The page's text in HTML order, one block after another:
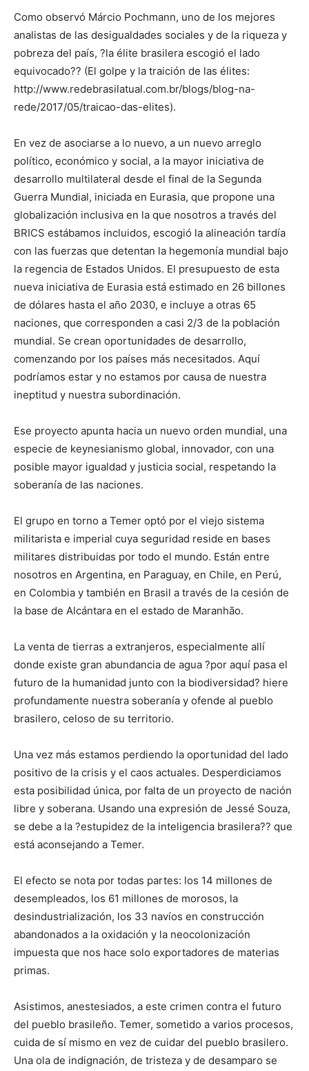
Como observó Márcio Pochmann, uno de los mejores
analistas de las desigualdades sociales y de la riqueza y
pobreza del país, ?la élite brasilera escogió el lado
equivocado?? (El golpe y la traición de las élites:
http://www.redebrasilatual.com.br/blogs/blog-na-
rede/2017/05/traicao-das-elites).
En vez de asociarse a lo nuevo, a un nuevo arreglo
político, económico y social, a la mayor iniciativa de
desarrollo multilateral desde el final de la Segunda
Guerra Mundial, iniciada en Eurasia, que propone una
globalización inclusiva en la que nosotros a través del
BRICS estábamos incluidos, escogió la alineación tardía
con las fuerzas que detentan la hegemonía mundial bajo
la regencia de Estados Unidos. El presupuesto de esta
nueva iniciativa de Eurasia está estimado en 26 billones
de dólares hasta el año 2030, e incluye a otras 65
naciones, que corresponden a casi 2/3 de la población
mundial. Se crean oportunidades de desarrollo,
comenzando por los países más necesitados. Aquí
podríamos estar y no estamos por causa de nuestra
ineptitud y nuestra subordinación.
Ese proyecto apunta hacia un nuevo orden mundial, una
especie de keynesianismo global, innovador, con una
posible mayor igualdad y justicia social, respetando la
soberanía de las naciones.
El grupo en torno a Temer optó por el viejo sistema
militarista e imperial cuya seguridad reside en bases
militares distribuidas por todo el mundo. Están entre
nosotros en Argentina, en Paraguay, en Chile, en Perú,
en Colombia y también en Brasil a través de la cesión de
la base de Alcántara en el estado de Maranhão.
La venta de tierras a extranjeros, especialmente allí
donde existe gran abundancia de agua ?por aquí pasa el
futuro de la humanidad junto con la biodiversidad? hiere
profundamente nuestra soberanía y ofende al pueblo
brasilero, celoso de su territorio.
Una vez más estamos perdiendo la oportunidad del lado
positivo de la crisis y el caos actuales. Desperdiciamos
esta posibilidad única, por falta de un proyecto de nación
libre y soberana. Usando una expresión de Jessé Souza,
se debe a la ?estupidez de la inteligencia brasilera?? que
está aconsejando a Temer.
El efecto se nota por todas partes: los 14 millones de
desempleados, los 61 millones de morosos, la
desindustrialización, los 33 navíos en construcción
abandonados a la oxidación y la neocolonización
impuesta que nos hace solo exportadores de materias
primas.
Asistimos, anestesiados, a este crimen contra el futuro
del pueblo brasileño. Temer, sometido a varios procesos,
cuida de sí mismo en vez de cuidar del pueblo brasilero.
Una ola de indignación, de tristeza y de desamparo se